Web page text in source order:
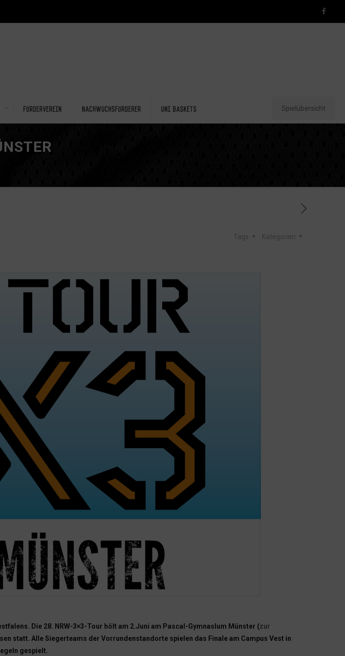
Förderverein Nachwuchsförderer Uni Baskets Spielübersicht
Kategorien
Tags
Die 28. NRW-3×3-Tour hölt am 2.Juni am Pascal-Gymnaslum Münster (zur
statt. Alle Siegerteams der Vorrundenstandorte spielen das Finale am Campus Vest in
gespielt.